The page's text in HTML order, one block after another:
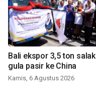
Bali ekspor 3,5 ton salak
gula pasir ke China
Kamis, 6 Agustus 2026